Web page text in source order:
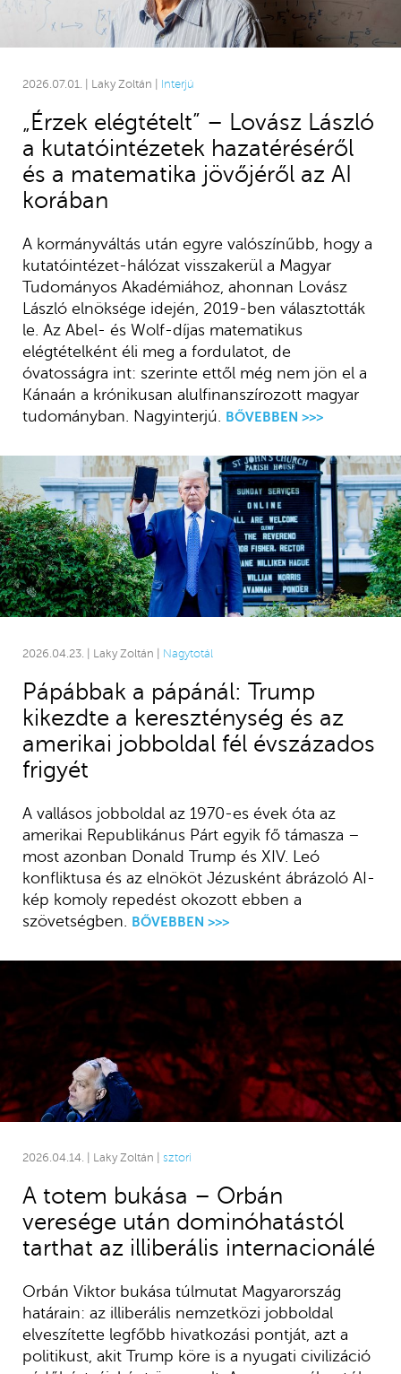
2026.07.01. | Laky Zoltán | Interjú
„Érzek elégtételt” – Lovász László
a kutatóintézetek hazatéréséről
és a matematika jövőjéről az AI
korában
A kormányváltás után egyre valószínűbb, hogy a
kutatóintézet-hálózat visszakerül a Magyar
Tudományos Akadémiához, ahonnan Lovász
László elnöksége idején, 2019-ben választották
le. Az Abel- és Wolf-díjas matematikus
elégtételként éli meg a fordulatot, de
óvatosságra int: szerinte ettől még nem jön el a
Kánaán a krónikusan alulfinanszírozott magyar
tudományban. Nagyinterjú.
BŐVEBBEN >>>
2026.04.23. | Laky Zoltán | Nagytotál
Pápábbak a pápánál: Trump
kikezdte a kereszténység és az
amerikai jobboldal fél évszázados
frigyét
A vallásos jobboldal az 1970-es évek óta az
amerikai Republikánus Párt egyik fő támasza –
most azonban Donald Trump és XIV. Leó
konfliktusa és az elnököt Jézusként ábrázoló AI-
kép komoly repedést okozott ebben a
szövetségben.
BŐVEBBEN >>>
2026.04.14. | Laky Zoltán | sztori
A totem bukása – Orbán
veresége után dominóhatástól
tarthat az illiberális internacionálé
Orbán Viktor bukása túlmutat Magyarország
határain: az illiberális nemzetközi jobboldal
elveszítette legfőbb hivatkozási pontját, azt a
politikust, akit Trump köre is a nyugati civilizáció